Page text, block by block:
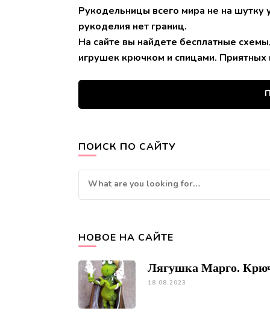
Рукодельницы всего мира не на шутку
рукоделия нет границ.
На сайте вы найдете бесплатные
игрушек крючком и спицами. Приятных
ПОИСК ПО САЙТУ
Looking
for
НОВОЕ НА САЙТЕ
Лягушка Марго.
18.08.2023